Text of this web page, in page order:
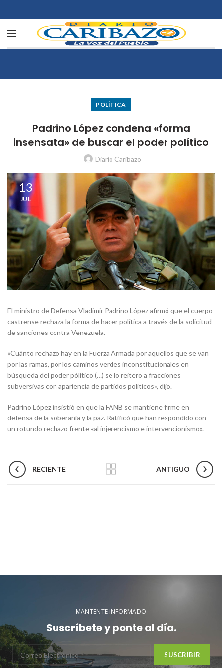
POLÍTICA
Padrino López condena «forma
insensata» de buscar el poder político
Diario Caribazo
13
JUL
El ministro de Defensa Vladimir Padrino López afirmó que el cuerpo
castrense rechaza la forma de hacer política a través de la solicitud
de sanciones contra Venezuela.
«Cuánto rechazo hay en la Fuerza Armada por aquellos que se van
por las ramas, por los caminos verdes inconstitucionales en
búsqueda del poder pólítico (…) se lo reitero a fracciones
subversivas con apariencia de partidos políticos», dijo.
Padrino López insistió en que la FANB se mantiene firme en
defensa de la soberanía y la paz. Ratificó que han respondido con
un rotundo rechazo frente «al injerencismo e intervencionismo».
RECIENTE ANTIGUO
MANTENTE INFORMADO
Suscríbete y ponte al día.